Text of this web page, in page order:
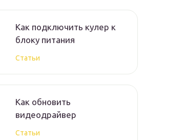
Как подключить кулер к
блоку питания
Статьи
Как обновить
видеодрайвер
Статьи